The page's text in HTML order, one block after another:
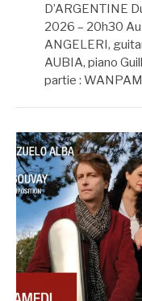
D’ARGENTINE
2026 – 20h30 Au
ANGELERI,
AUBIA, piano
partie :